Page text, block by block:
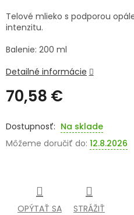
SENIORI
Prihlásenie
70,58 €
cena:
Na sklade
Môžeme doručiť do: 12.8.2026
Telové mlieko s podporou
intenzitu.
Balenie: 200 ml
Detailné informácie
OPÝTAŤ SA STRÁŽIŤ